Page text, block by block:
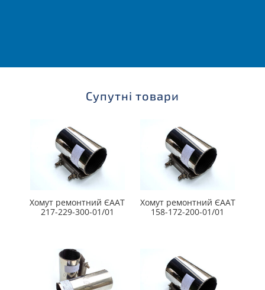
Супутні товари
Хомут ремонтний ЄААТ
217-229-300-01/01
Хомут ремонтний ЄААТ
158-172-200-01/01